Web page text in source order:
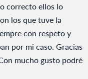
correcto ellos lo
los que tuve la
con respeto y
por mi caso. Gracias
mucho gusto podré